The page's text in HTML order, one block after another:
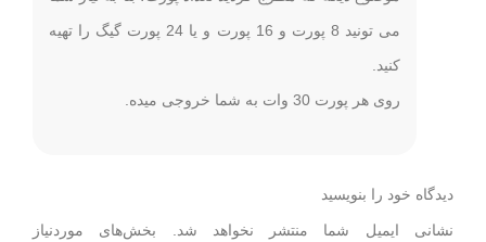
می تونید 8 پورت و 16 پورت و یا 24 پورت گیگ را تهیه
کنید.
روی هر پورت 30 وات به شما خروجی میده.
دیدگاه خود را بنویسید
نشانی ایمیل شما منتشر نخواهد شد.
بخش‌های موردنیاز